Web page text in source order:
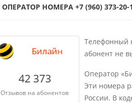
ОПЕРАТОР НОМЕРА +7 (960) 373-20-
Билайн
42 373
Отзывов на абонентов
Телефонный
абонент не
Оператор
Эти номера
России. В